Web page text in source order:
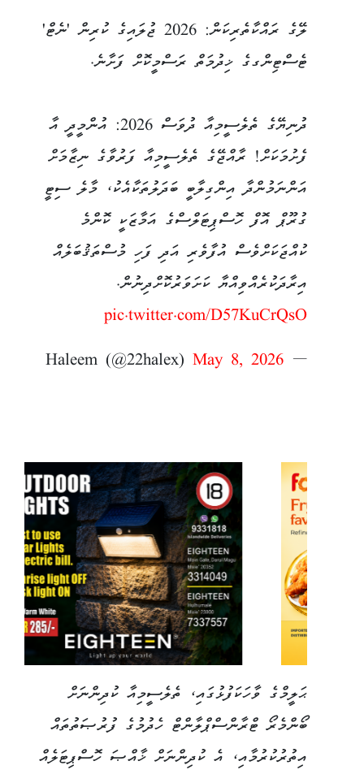
ލޭގެ ރައްކާތެރިކަން: 2026 ޖުލައިގެ ކުރިން 'ނެޓް'
ޓެސްޓިންގގެ ޚިދުމަތް ރަސްމީކޮށް ފަށާނެ.
ދުނިޔޭގެ ތެލެސީމިއާ ދުވަސް 2026: އުންމީދީ އާ
ފެށުމަކަށް! ރާއްޖޭގެ ތެލެސީމިއާ ފަރުވާގެ ނިޒާމަށް
އަންނަމުންދާ އިންގިލާބީ ބަދަލުތަކާއެކު، މާލެ ސިޓީ
ގުރޫޕް އޮފް ހޮސްޕިޓަލްސްގެ އަމާޒަކީ ކޮންމެ
ކުއްޖަކަށްވެސް އުފާވެރި އަދި ފަހި މުސްތަޤުބަލެއް
އިރާދަކުރެއްވިއްޔާ ކަށަވަރުކޮށްދިނުން.
pic.twitter.com/D57KuCrQsO
— Haleem (@22halex)
May 8, 2026
ޙަލީމްގެ ވާހަކަފުޅުގައި، ތެލެސީމިއާ ކުދިންނަށް
ބޯންމެރޯ ޓްރާންސްޕްލާންޓް ހެދުމުގެ ފުރުޞަތުތައް
އިތުރުކުރުމާއި، އެ ކުދިންނަށް ޚާއްޞަ ހޮސްޕިޓަލެއް